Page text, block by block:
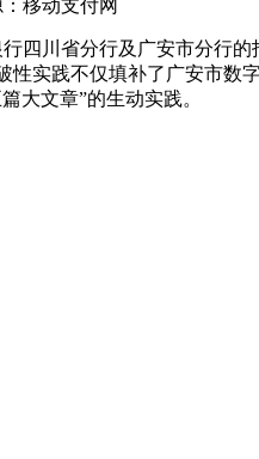
移动支付网
四川省分行及广安市分行
性实践不仅填补了广安市数
大文章”的生动实践。